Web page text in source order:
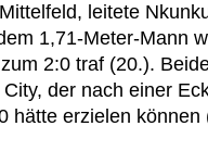
leitete
1,71-Meter-Mann
2:0 traf (20.).
der nach einer
hätte erzielen können